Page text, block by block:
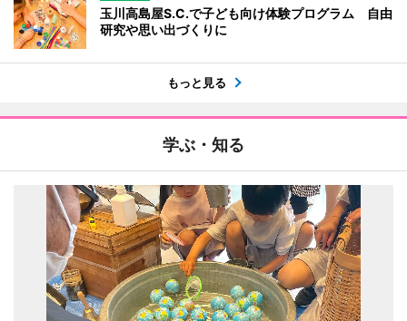
玉川高島屋S.C.で子ども向け体験プログラム 自由
研究や思い出づくりに
もっと見る
学ぶ・知る